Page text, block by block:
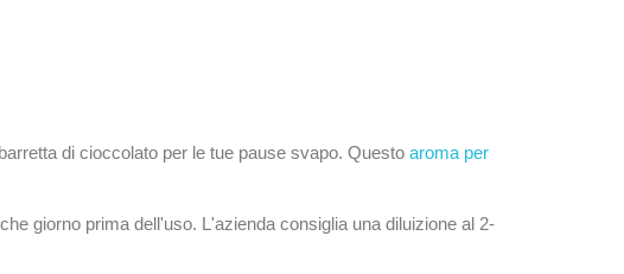
di cioccolato per le tue pause svapo. Questo aroma per
giorno prima dell'uso. L'azienda consiglia una diluizione al 2-